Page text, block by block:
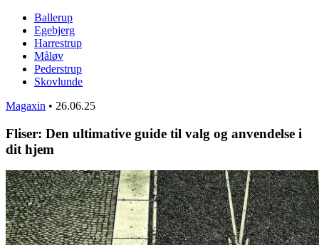
Ballerup
Egebjerg
Harrestrup
Måløv
Pederstrup
Skovlunde
Magaxin • 26.06.25
Fliser: Den ultimative guide til valg og anvendelse i
dit hjem